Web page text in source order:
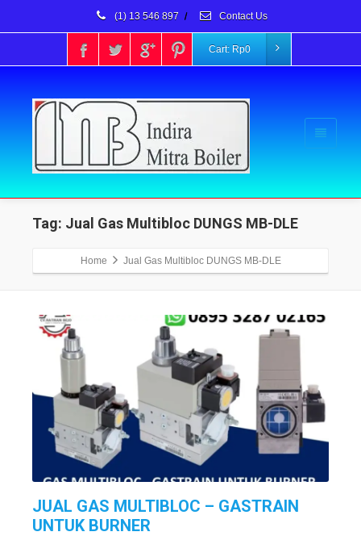
(1) 13 546 897 / Contact Us
Cart: Rp0
Tag: Jual Gas Multibloc DUNGS MB-DLE
Home Jual Gas Multibloc DUNGS MB-DLE
JUAL GAS MULTIBLOC – GASTRAIN
UNTUK BURNER